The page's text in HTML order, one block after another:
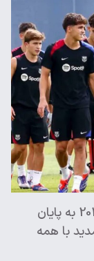
قرارداد نیمی از بازیکنان بارسا در سال 2026 به پایان
با همه